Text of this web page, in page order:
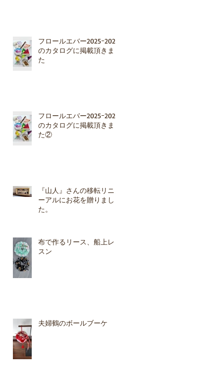
フロールエバー2025ｰ2026
のカタログに掲載頂きまし
た
フロールエバー2025ｰ2026
のカタログに掲載頂きまし
た②
『山人』さんの移転リニュ
ーアルにお花を贈りまし
た。
布で作るリース、船上レッ
スン
夫婦鶴のボールブーケ